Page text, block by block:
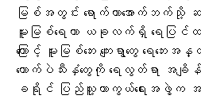
မြစ်အတွင်း ရောက်ကာအောက်ဘက်သို့ ဆ
မူးမြစ်ရေဟာ ယခုလက်ရှိ ရေပြင်
ကြောင့် မူးမြစ်ဘေး ကျေးရွာတွေ ရေ
ကောက်ပဲသီးနှံတွေကို ရေလွတ်ရာ အချိန်
ခရိုင် ပြည်သူ့ကာကွယ်ရေးအဖွဲ့က အသိ